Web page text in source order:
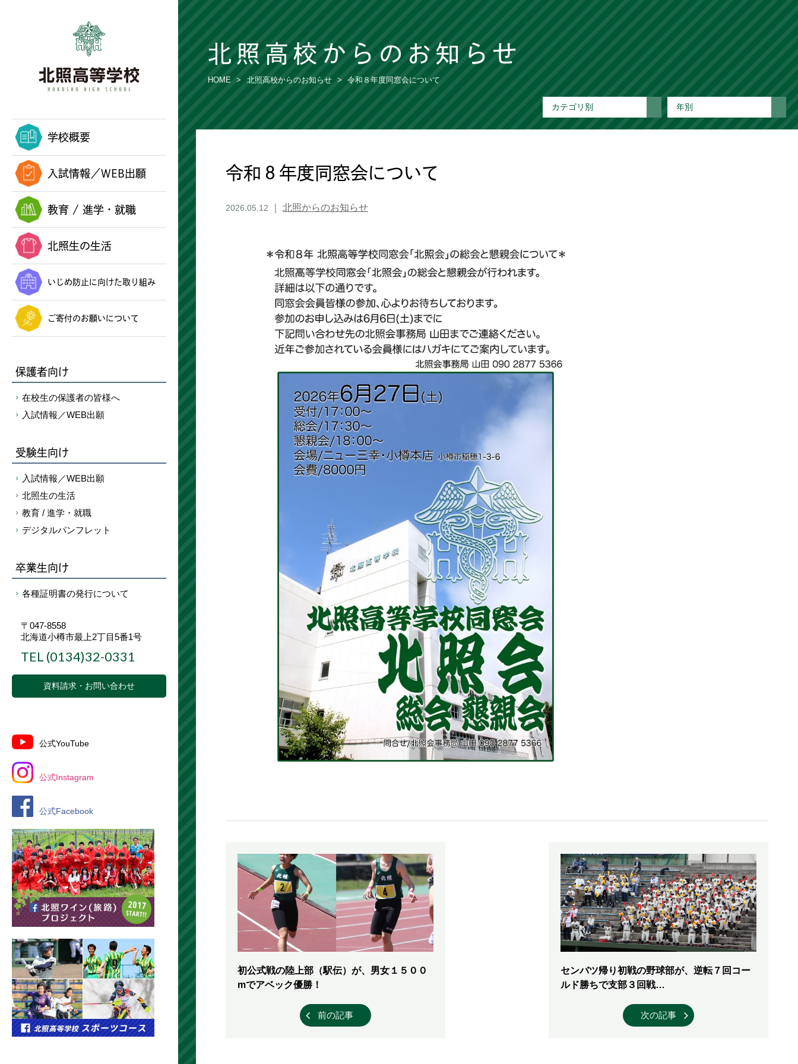
学校概要
入試情報／WEB出願
教育 / 進学・就職
北照生の生活
いじめ防止に向けた取り組み
ご寄付のお願いについて
保護者向け
在校生の保護者の皆様へ
入試情報／WEB出願
受験生向け
入試情報／WEB出願
北照生の生活
教育 / 進学・就職
デジタルパンフレット
卒業生向け
各種証明書の発行について
〒047-8558
北海道小樽市最上2丁目5番1号
TEL (0134)32-0331
資料請求・お問い合わせ
公式YouTube
公式Instagram
公式Facebook
北照高校からのお知らせ
HOME 北照高校からのお知らせ 令和８年度同窓会について
カテゴリ別 年別
令和８年度同窓会について
2026.05.12 北照からのお知らせ
初公式戦の陸上部（駅伝）が、男女１５００
mでアベック優勝！
前の記事
センバツ帰り初戦の野球部が、逆転７回コー
ルド勝ちで支部３回戦…
次の記事